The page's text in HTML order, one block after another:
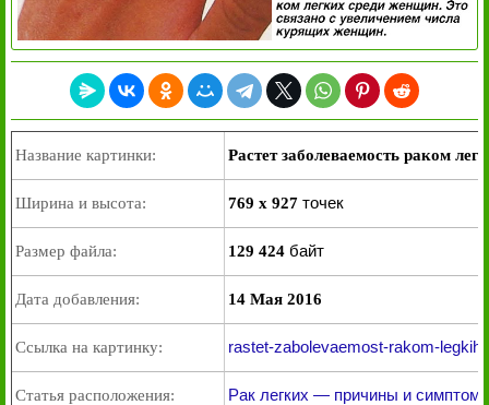
Название картинки: Растет заболеваемость раком
Ширина и высота: 769 x 927 точек
Размер файла: 129 424 байт
Дата добавления: 14 Мая 2016
Ссылка на картинку: rastet-zabolevaemost-rakom-
Статья расположения: Рак легких — причины и